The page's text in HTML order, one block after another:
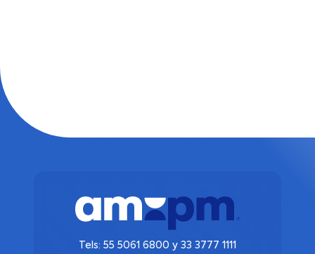
Tels: 55 5061 6800 y 33 3777 1111